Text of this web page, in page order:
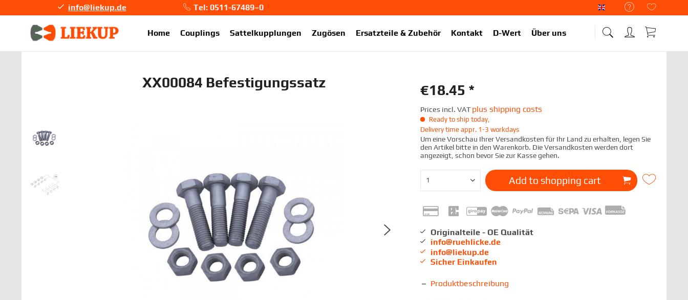
Liekup Englisch
info@liekup.de
Tel: 0511-67489–0
Home
Couplings Sattelkupplungen Zugösen Ersatzteile & Zubehör Kontakt D-Wert Über uns
XX00084 Befestigungssatz €18.45 *
Prices incl. VAT plus shipping costs
Ready to ship today,
Delivery time appr. 1-3 workdays
Um eine Vorschau Ihrer Versandkosten für Ihr Land zu erhalten, legen Sie
den Artikel bitte in den Warenkorb. Die Versandkosten werden dort
angezeigt, schon bevor Sie zur Kasse gehen.
Add to shopping cart
Originalteile - OE Qualität
info@ruehlicke.de
info@liekup.de
Sicher Einkaufen
Produktbeschreibung